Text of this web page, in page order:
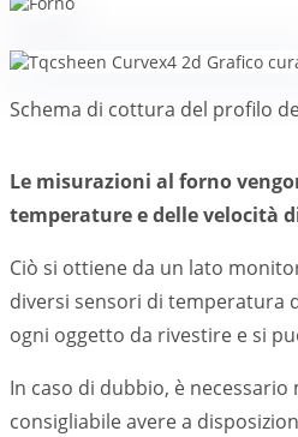
Schema di cottura del profilo
Le misurazioni al forno
temperature e delle velocità
Ciò si ottiene da un lato
diversi sensori di temperatura
ogni oggetto da rivestire e si
In caso di dubbio, è
consigliabile avere a